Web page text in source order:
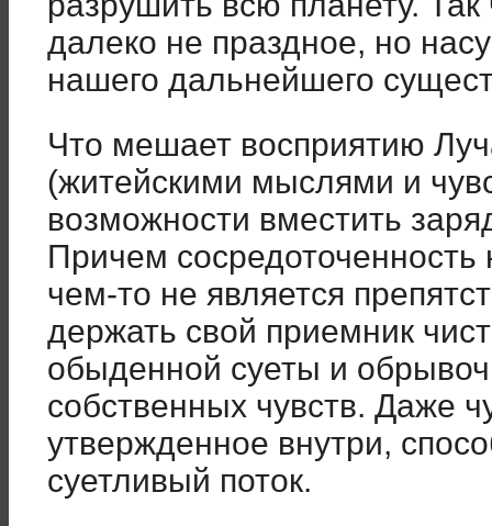
далеко не праздное, но
нашего дальнейшего
Что мешает восприятию
(житейскими мыслями и
возможности вместить
Причем
чем-то не является
держать свой приемник
обыденной суеты и
собственных чувств. Даже
утвержденное внутри,
суетливый поток.